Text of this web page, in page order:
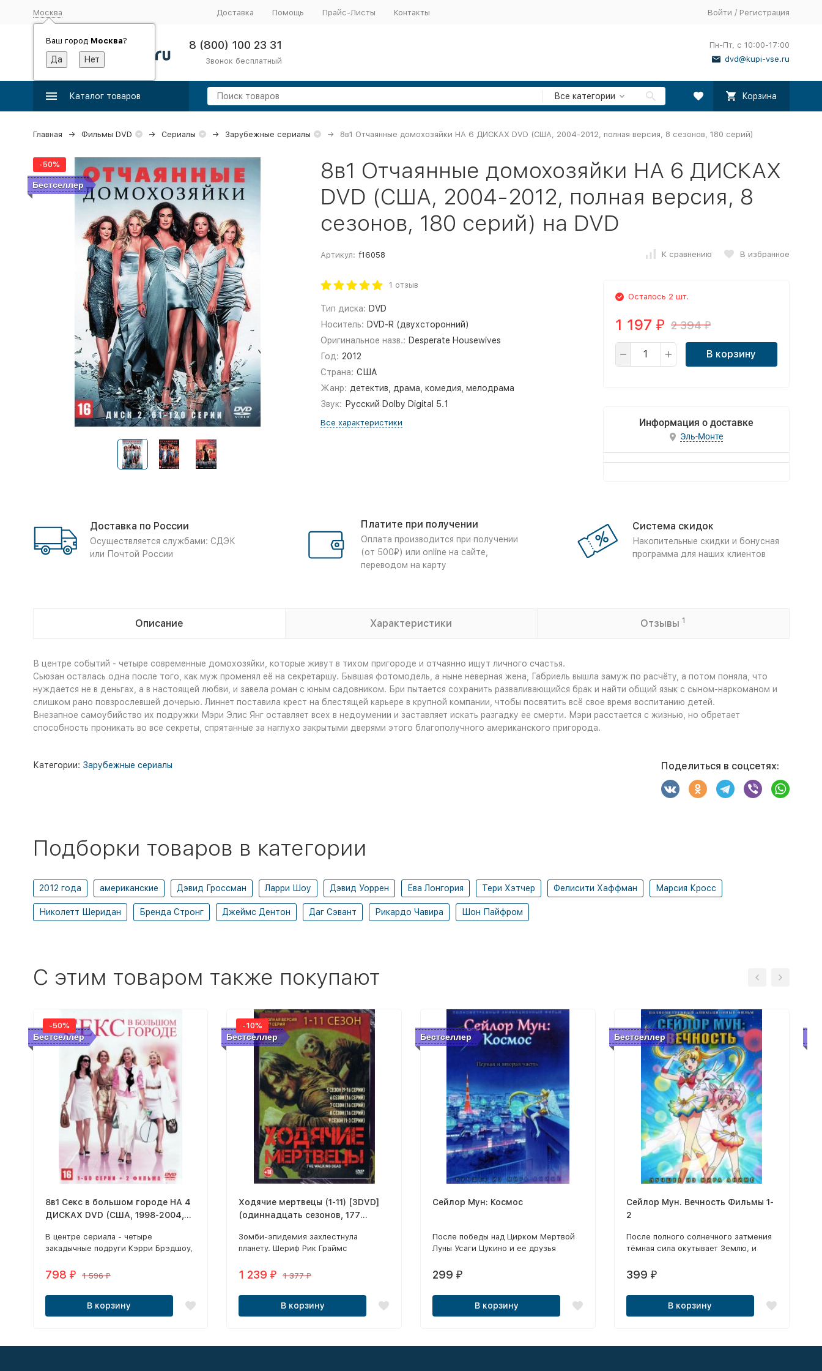
Москва
Ваш город Москва?
Доставка Помощь Прайс-Листы Контакты Войти / Регистрация
8 (800) 100 23 31
Звонок бесплатный
Пн-Пт, с 10:00-17:00
dvd@kupi-vse.ru
Каталог товаров Все категории Корзина
Главная Фильмы DVD Сериалы Зарубежные сериалы 8в1 Отчаянные домохозяйки НА 6 ДИСКАХ DVD (США, 2004-2012, полная версия, 8 сезонов, 180 серий)
-50%
Бестселлер
8в1 Отчаянные домохозяйки НА 6 ДИСКАХ
DVD (США, 2004-2012, полная версия, 8
сезонов, 180 серий) на DVD
Артикул: f16058 К сравнению В избранное
1 отзыв
Тип диска: DVD
Носитель: DVD-R (двухсторонний)
Оригинальное назв.: Desperate Housewives
Год: 2012
Страна: США
Жанр: детектив, драма, комедия, мелодрама
Звук: Русский Dolby Digital 5.1
Все характеристики
Осталось 2 шт.
1 197 ₽ 2 394₽
В корзину
Информация о доставке
Эль-Монте
Доставка по России
Осуществляется службами: СДЭК
или Почтой России
Платите при получении
Оплата производится при получении
(от 500₽) или online на сайте,
переводом на карту
Система скидок
Накопительные скидки и бонусная
программа для наших клиентов
Описание Характеристики Отзывы 1
В центре событий - четыре современные домохозяйки, которые живут в тихом пригороде и отчаянно ищут личного счастья.
Сьюзан осталась одна после того, как муж променял её на секретаршу. Бывшая фотомодель, а ныне неверная жена, Габриель вышла замуж по расчёту, а потом поняла, что
нуждается не в деньгах, а в настоящей любви, и завела роман с юным садовником. Бри пытается сохранить разваливающийся брак и найти общий язык с сыном-наркоманом и
слишком рано повзрослевшей дочерью. Линнет поставила крест на блестящей карьере в крупной компании, чтобы посвятить всё свое время воспитанию детей.
Внезапное самоубийство их подружки Мэри Элис Янг оставляет всех в недоумении и заставляет искать разгадку ее смерти. Мэри расстается с жизнью, но обретает
способность проникать во все секреты, спрятанные за наглухо закрытыми дверями этого благополучного американского пригорода.
Категории: Зарубежные сериалы Поделиться в соцсетях:
Подборки товаров в категории
2012 года американские Дэвид Гроссман Ларри Шоу Дэвид Уоррен Ева Лонгория Тери Хэтчер Фелисити Хаффман Марсия Кросс
Николетт Шеридан Бренда Стронг Джеймс Дентон Даг Сэвант Рикардо Чавира Шон Пайфром
C этим товаром также покупают
Бестселлер
-50%
8в1 Секс в большом городе НА 4
ДИСКАХ DVD (США, 1998-2004,
серии + 2 фильма)
В центре сериала - четыре
закадычные подруги Кэрри Брэдшоу,
Саманта Джонс.
798 ₽ 1 596₽
В корзину
Бестселлер
-10%
Ходячие мертвецы (1-11) [3DVD]
(одиннадцать сезонов, 177
Зомби-эпидемия захлестнула
планету. Шериф Рик Граймс
группой выживших в поисках
1 239₽ 1 377₽
В корзину
Бестселлер
Сейлор Мун: Космос
После победы над Цирком Мертвой
Луны Усаги Цукино и ее друзья
жизнью.
299 ₽
В корзину
Бестселлер
Сейлор Мун. Вечность Фильмы 1-
2
После полного солнечного затмения
тёмная сила окутывает Землю, и
объединиться, чтобы вернуть миру
399 ₽
В корзину